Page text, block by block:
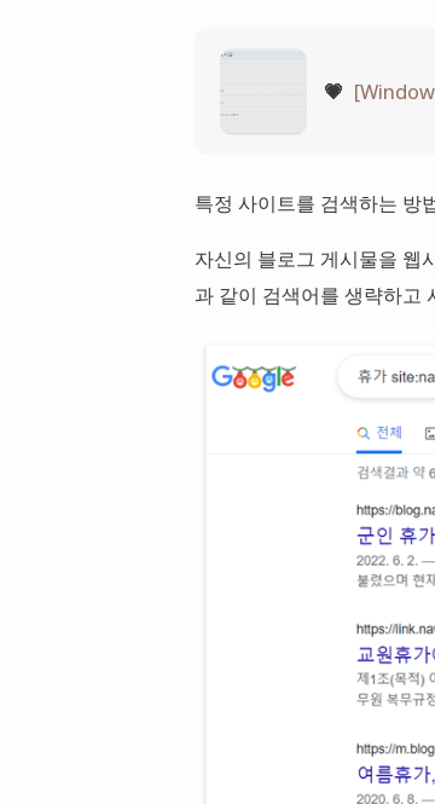
💗
특정 사이트를 검색하는 방
자신의 블로그 게시물을
과 같이 검색어를 생략하고